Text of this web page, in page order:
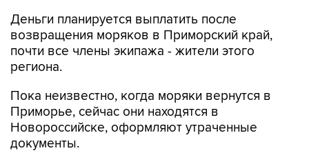
Деньги планируется выплатить после
возвращения моряков в Приморский край,
почти все члены экипажа - жители этого
региона.
Пока неизвестно, когда моряки вернутся в
Приморье, сейчас они находятся в
Новороссийске, оформляют утраченные
документы.